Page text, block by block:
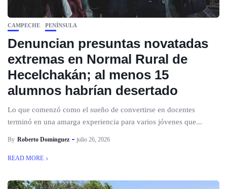
CAMPECHE PENÍNSULA
Denuncian presuntas novatadas
extremas en Normal Rural de
Hecelchakán; al menos 15
alumnos habrían desertado
Lo que comenzó como el sueño de convertirse en docentes
terminó en una amarga experiencia para varios jóvenes que...
By Roberto Dominguez julio 26, 2026
READ MORE